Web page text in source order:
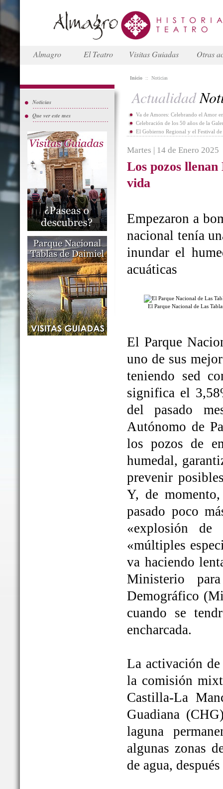
Almagro El Teatro Visitas Guiadas Otras
Noticias
Que ver este mes
Inicio :: Noticias
Actualidad
Va de Amores: Celebrando el Amor
Celebración de los 50 años de la
El Gobierno Regional y el Festival
Martes | 14 de Enero 2025
Los pozos
vida
Empezaron a
nacional tenía
inundar el
acuáticas
El Parque Nacional de Las
El Parque
uno de sus
teniendo sed
significa el
del pasado
Autónomo de
los pozos de
humedal,
prevenir
Y, de
pasado poco
«explosión
«múltiples
va haciendo
Ministerio
Demográfico
cuando se
encharcada.
La activación
la comisión
Castilla-La
Guadiana
laguna
algunas zonas
de agua,